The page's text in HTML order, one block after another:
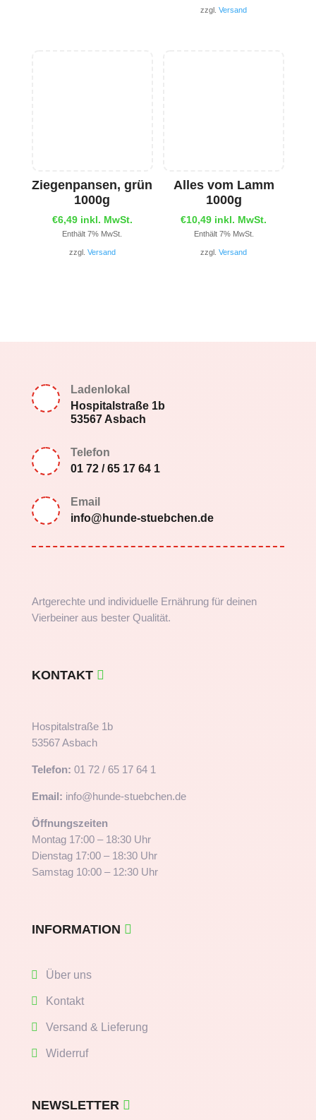
zzgl.Versand
Ziegenpansen, grün
1000g
€6,49 inkl. MwSt.
Enthält 7% MwSt.
zzgl. Versand
Alles vom Lamm
1000g
€10,49 inkl. MwSt.
Enthält 7% MwSt.
zzgl.Versand
Ladenlokal
Hospitalstraße 1b
53567 Asbach
Telefon
01 72 / 65 17 64 1
Email
info@hunde-stuebchen.de
Artgerechte und individuelle Ernährung für deinen
Vierbeiner aus bester Qualität.
KONTAKT
Hospitalstraße 1b
53567 Asbach
Telefon: 01 72 / 65 17 64 1
Email: info@hunde-stuebchen.de
Öffnungszeiten
Montag 17:00 – 18:30 Uhr
Dienstag 17:00 – 18:30 Uhr
Samstag 10:00 – 12:30 Uhr
INFORMATION
Über uns
Kontakt
Versand & Lieferung
Widerruf
NEWSLETTER